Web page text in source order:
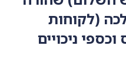
(לקוחות
ניכויים